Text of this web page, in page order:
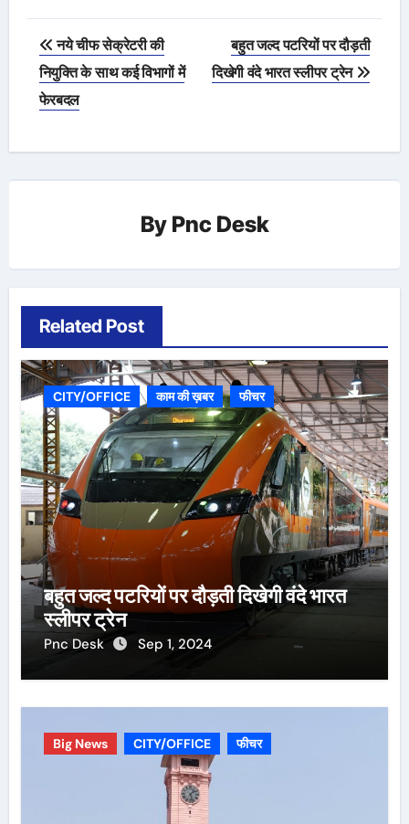
Post
navigation
नये चीफ सेक्रेटरी की
नियुक्ति के साथ कई विभागों में
फेरबदल
बहुत जल्द पटरियों पर दौड़ती
दिखेगी वंदे भारत स्लीपर ट्रेन
By Pnc Desk
Related Post
CITY/OFFICE काम की ख़बर फीचर
बहुत जल्द पटरियों पर दौड़ती दिखेगी वंदे भारत
स्लीपर ट्रेन
Pnc Desk Sep 1, 2024
Big News CITY/OFFICE फीचर